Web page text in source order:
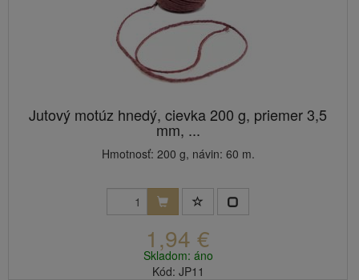
Jutový motúz hnedý, cievka 200 g, priemer 3,5
mm, ...
Hmotnosť: 200 g, návin: 60 m.
1,94 €
Skladom: áno
Kód: JP11